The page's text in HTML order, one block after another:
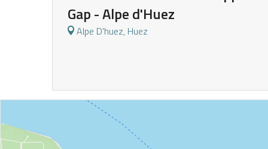
Gap - Alpe d'Huez
Alpe D'huez, Huez